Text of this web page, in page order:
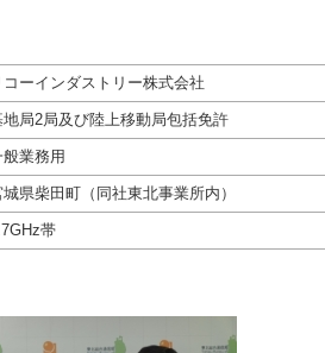
コーインダストリー株式会社
地局2局及び陸上移動局包括免許
般業務用
城県柴田町（同社東北事業所内）
帯